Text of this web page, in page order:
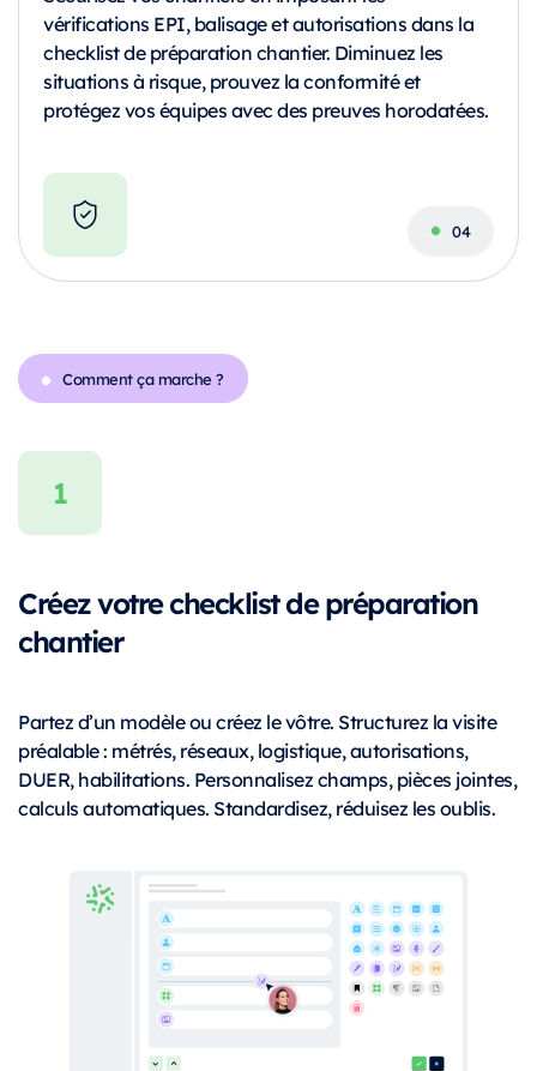
vérifications EPI, balisage et autorisations dans la
checklist de préparation chantier. Diminuez les
situations à risque, prouvez la conformité et
protégez vos équipes avec des preuves horodatées.
Comment ça marche ?
Créez votre checklist de préparation
chantier
Partez d’un modèle ou créez le vôtre. Structurez la visite
préalable : métrés, réseaux, logistique, autorisations,
DUER, habilitations. Personnalisez champs, pièces jointes,
calculs automatiques. Standardisez, réduisez les oublis.